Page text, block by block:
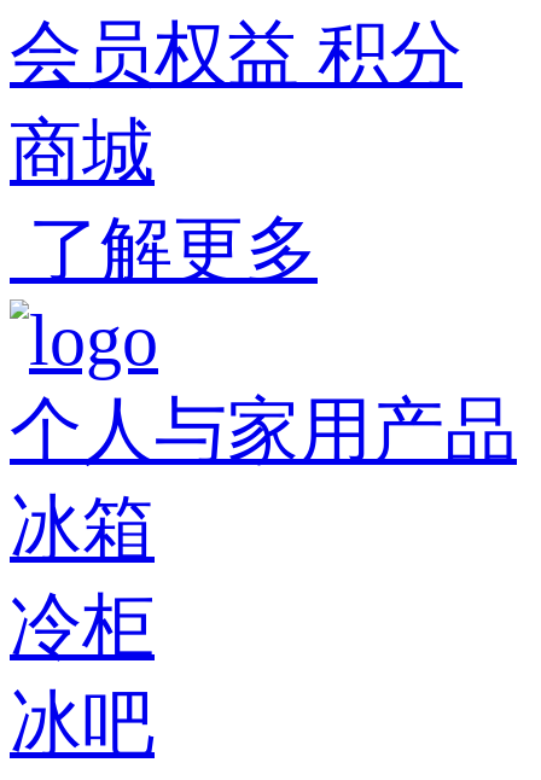
会员权益 积分
商城
了解更多
个人与家用产品
冰箱
冷柜
冰吧